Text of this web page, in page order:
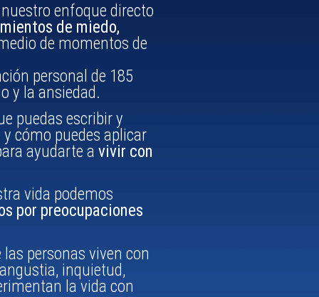
enfoque directo
de miedo,
de momentos de
personal de 185
y la ansiedad.
puedas escribir y
cómo puedes aplicar
ayudarte a vivir con
vida podemos
por preocupaciones
las personas viven con
inquietud,
la vida con